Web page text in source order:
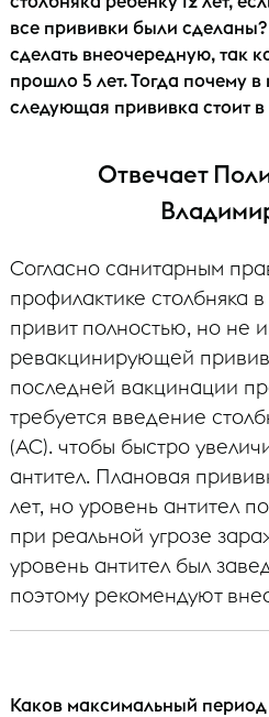
все прививки были
сделать внеочередную, так
прошло 5 лет. Тогда почему
следующая прививка стоит в
Отвечает
Согласно санитарным
профилактике столбняка
привит полностью, но не
ревакцинирующей
последней вакцинации
требуется введение
(АС). чтобы быстро
антител. Плановая
лет, но уровень антител
при реальной угрозе
уровень антител был
поэтому рекомендуют
Каков максимальный